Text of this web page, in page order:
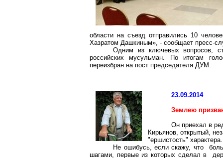
области на съезд отправились 10
Хазратом Дашкиным», - сообщает пресс-
Одним из ключевых вопросов,
российских мусульман. По итогам
переизбран на пост председателя ДУМ.
23.09.2014
Землею
Он приехал в
Кирьянов, открытый,
"ершистость" характера.
Не ошибусь, если скажу, что
шагами, первые из которых сделал в